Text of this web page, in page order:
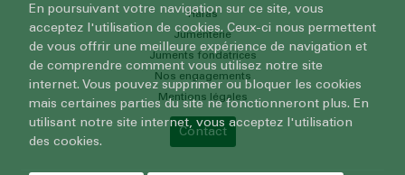
Haras
Jumenterie
Juments fondatrices
Nos engagements
Mentions légales
Contact
En poursuivant votre navigation sur ce site, vous
acceptez l'utilisation de cookies. Ceux-ci nous permettent
de vous offrir une meilleure expérience de navigation et
de comprendre comment vous utilisez notre site
internet. Vous pouvez supprimer ou bloquer les cookies
mais certaines parties du site ne fonctionneront plus. En
utilisant notre site internet, vous acceptez l'utilisation
des cookies.